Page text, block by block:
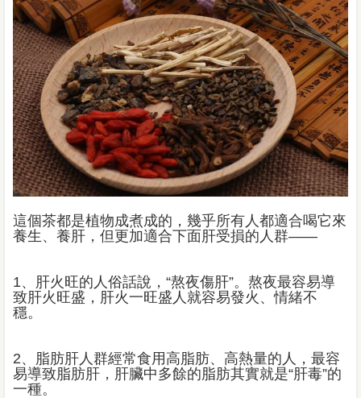
這個茶都是植物成煮成的，幾乎所有人都適合喝它來
養生、養肝，但更加適合下面肝受損的人群——
1、肝火旺的人俗話說，“熬夜傷肝”。熬夜最容易導
致肝火旺盛，肝火一旺盛人就容易發火、情緒不
穩。
2、脂肪肝人群經常食用高脂肪、高熱量的人，最容
易導致脂肪肝，肝臟中多餘的脂肪其實就是“肝毒”的
一種。